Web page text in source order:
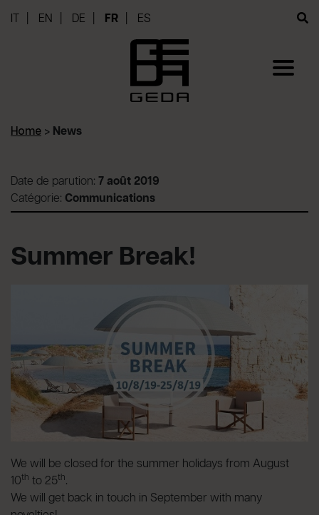
EN DE FR ES
Home > News
Date de parution: 7 août 2019
Catégorie: Communications
Summer Break!
We will be closed for the summer holidays from August
10th to 25th.
We will get back in touch in September with many